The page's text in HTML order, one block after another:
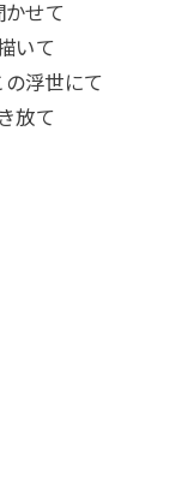
かせて
いて
浮世にて
放て